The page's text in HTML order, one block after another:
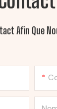
Afin Que